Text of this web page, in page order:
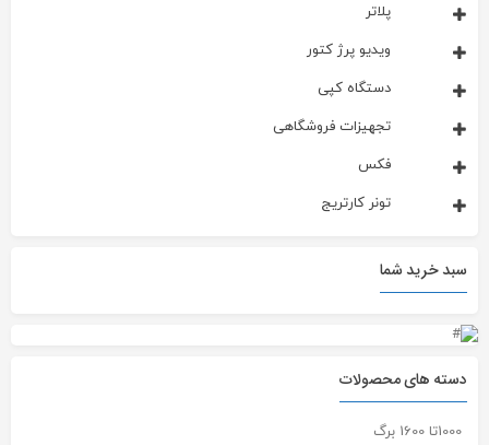
پلاتر
ویدیو پرژ کتور
دستگاه کپی
تجهیزات فروشگاهی
فکس
تونر کارتریج
سبد خرید شما
دسته های محصولات
1000تا 1600 برگ